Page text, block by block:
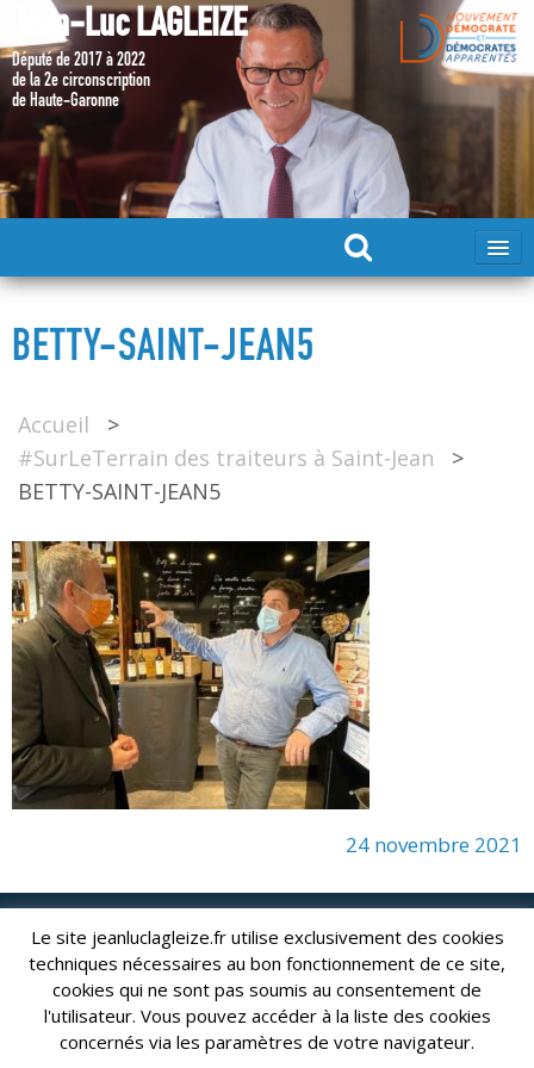
Jean-Luc LAGLEIZE
Député de 2017 à 2022
de la 2e circonscription
de Haute-Garonne
DÉPUTÉ 2017 – 2022
BETTY-SAINT-JEAN5
Accueil
>
#SurLeTerrain des traiteurs à Saint-Jean
>
BETTY-SAINT-JEAN5
24 novembre 2021
Jean-Luc LAGLEIZE - e-mail : lagleize2024@gmail.com
Mentions Légales- Copyright © 2024. Tous droits réservés.
Le site jeanluclagleize.fr utilise exclusivement des cookies
techniques nécessaires au bon fonctionnement de ce site,
cookies qui ne sont pas soumis au consentement de
l'utilisateur. Vous pouvez accéder à la liste des cookies
concernés via les paramètres de votre navigateur.